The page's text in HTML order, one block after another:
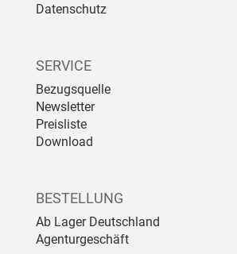
Datenschutz
SERVICE
Bezugsquelle
Newsletter
Preisliste
Download
BESTELLUNG
Ab Lager Deutschland
Agenturgeschäft